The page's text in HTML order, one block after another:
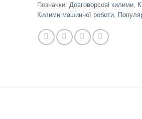
Позначки: Довговорсові килими
Килими машинної роботи